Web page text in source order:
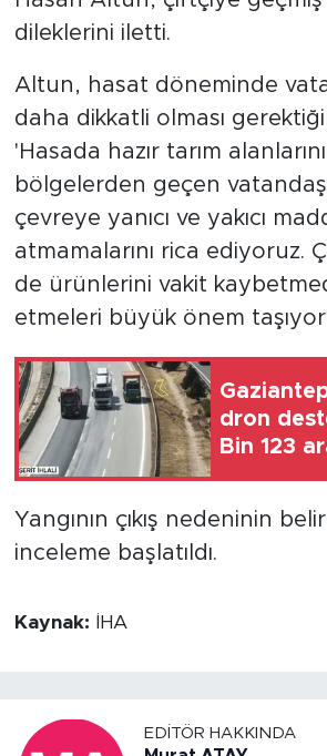
dileklerini iletti.
Altun, hasat döneminde
daha dikkatli olması
'Hasada hazır tarım
bölgelerden geçen
çevreye yanıcı ve yakıcı
atmamalarını rica ediyoruz.
de ürünlerini vakit
etmeleri büyük önem
dron
Bin 123
Yangının çıkış nedeninin
inceleme başlatıldı.
Kaynak: İHA
EDITÖR HAKKINDA